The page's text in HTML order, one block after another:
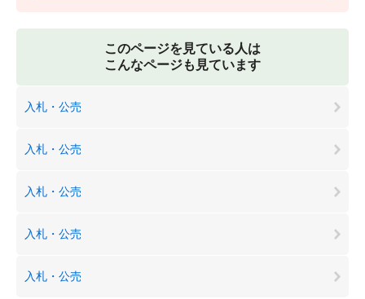
このページを見ている人は
こんなページも見ています
入札・公売
入札・公売
入札・公売
入札・公売
入札・公売